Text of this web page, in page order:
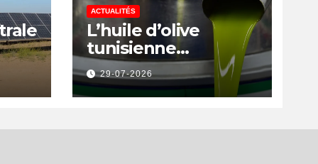
ACTUALITÉS
L’huile d’olive
tunisienne
préservée des
nouvelles surtaxes
américaines de
29-07-2026